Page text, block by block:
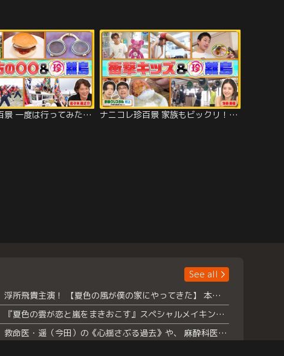
ナニコレ珍百景 一度は行ってみたい！今も現役で活躍する日本最古の〇〇＆珍離島SP（2025/10/26放送分） ナニコレ珍百景 家族もビックリ！サーカス日本一少女や昆虫大好き少年の衝撃映像SP（2025/10/19放送分）
See all
浮所飛貴主演！ 【夏色の風が僕の家にやってきた】 本日よりテラサで独占配信スタート！
『夏色の雲が恋と嵐をまきおこす』スペシャルメイキング 【Part1】2026年７月18日（土）23時30分～配信スタート！話題のシーンの裏側を大公開！豪華キャスト大集合！ 『武宮家 真夏の家族会議』開催！
救命医・遥（今田）の《心揺さぶる過去》や、 麻酔科医・権野（船越英一郎）の《謎多きプライベート》など… 《知られざるエピソード》を独占配信！